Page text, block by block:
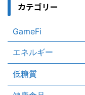
カテゴリー
GameFi
エネルギー
低糖質